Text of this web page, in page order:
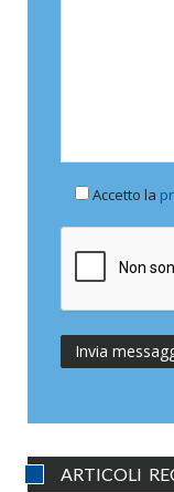
Accetto la
ARTICOLI